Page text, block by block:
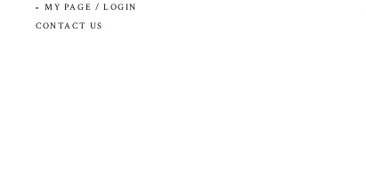
MY PAGE / LOGIN
CONTACT US